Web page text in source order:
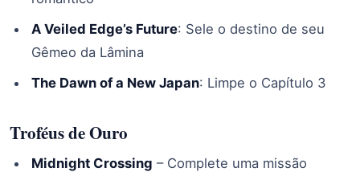
A Veiled Edge’s Future: Sele o destino de seu
Gêmeo da Lâmina
The Dawn of a New Japan: Limpe o Capítulo 3
Troféus de Ouro
Midnight Crossing – Complete uma missão